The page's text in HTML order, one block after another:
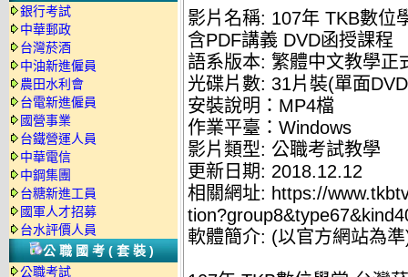
銀行考試
中華郵政
台灣菸酒
中油新進僱員
農田水利會
台電新進僱員
國營事業
台鐵營運人員
中華電信
中鋼集團
台糖新進工員
國軍人才招募
台水評價人員
公職國考(套裝)
公職考試
影片名稱: 107年 TKB數位
含PDF講義 DVD函授課程
語系版本: 繁體中文教學正
光碟片數: 31片裝(單面
安裝說明：MP4檔
作業平臺：Windows
影片類型: 公職考試教學
更新日期: 2018.12.12
相關網址: https://
軟體簡介: (以官方網站為